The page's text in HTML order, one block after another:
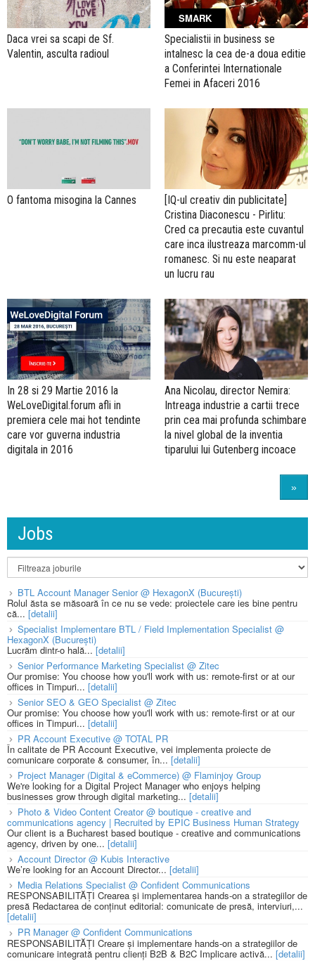
Daca vrei sa scapi de Sf.
Valentin, asculta radioul
SMARK
Specialistii in business se
intalnesc la cea de-a doua editie
a Conferintei Internationale
Femei in Afaceri 2016
O fantoma misogina la Cannes
[IQ-ul creativ din publicitate]
Cristina Diaconescu - Pirlitu:
Cred ca precautia este cuvantul
care inca ilustreaza marcomm-ul
romanesc. Si nu este neaparat
un lucru rau
In 28 si 29 Martie 2016 la
WeLoveDigital.forum afli in
premiera cele mai hot tendinte
care vor guverna industria
digitala in 2016
Ana Nicolau, director Nemira:
Intreaga industrie a cartii trece
prin cea mai profunda schimbare
la nivel global de la inventia
tiparului lui Gutenberg incoace
»
Jobs
BTL Account Manager Senior @ HexagonX (București)
Rolul ăsta se măsoară în ce nu se vede: proiectele care ies bine pentru
că... [detalii]
Specialist Implementare BTL / Field Implementation Specialist @
HexagonX (București)
Lucrăm dintr-o hală...[detalii]
Senior Performance Marketing Specialist @ Zitec
Our promise: You choose how you'll work with us: remote-first or at our
offices in Timpuri... [detalii]
Senior SEO & GEO Specialist @ Zitec
Our promise: You choose how you'll work with us: remote-first or at our
offices in Timpuri... [detalii]
PR Account Executive @ TOTAL PR
În calitate de PR Account Executive, vei implementa proiecte de
comunicare corporate & consumer, în... [detalii]
Project Manager (Digital & eCommerce) @ Flaminjoy Group
We're looking for a Digital Project Manager who enjoys helping
businesses grow through digital marketing... [detalii]
Photo & Video Content Creator @ boutique - creative and
communications agency | Recruited by EPIC Business Human Strategy
Our client is a Bucharest based boutique - creative and communications
agency, driven by one... [detalii]
Account Director @ Kubis Interactive
We’re looking for an Account Director... [detalii]
Media Relations Specialist @ Confident Communications
RESPONSABILITĂȚI Crearea și implementarea hands-on a strategiilor de
presă Redactarea de conținut editorial: comunicate de presă, interviuri,...
[detalii]
PR Manager @ Confident Communications
RESPONSABILITĂȚI Creare și implementare hands-on a strategiilor de
comunicare integrată pentru clienți B2B & B2C Implicare activă... [detalii]